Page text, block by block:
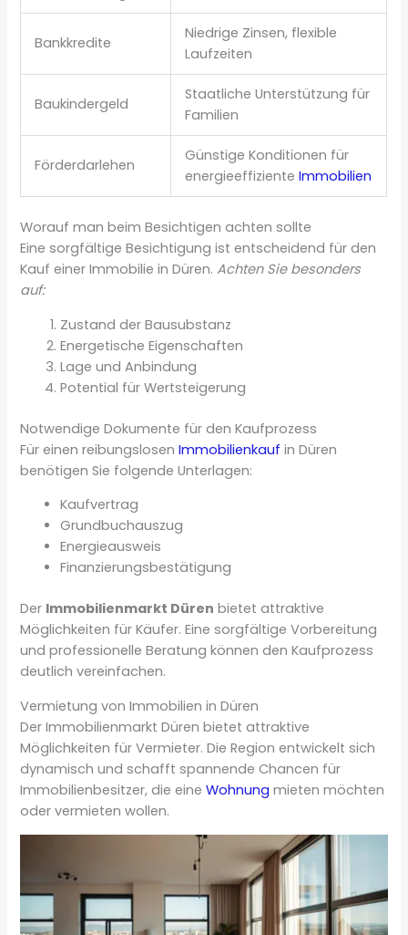
Bankkredite
Niedrige Zinsen, flexible
Laufzeiten
Baukindergeld
Staatliche Unterstützung für
Familien
Förderdarlehen
Günstige Konditionen für
energieeffizienteImmobilien
Worauf man beim Besichtigen achten sollte
Eine sorgfältige Besichtigung ist entscheidend für den
Kauf einer Immobilie in Düren.Achten Sie besonders
auf:
Zustand der Bausubstanz
Energetische Eigenschaften
Lage und Anbindung
Potential für Wertsteigerung
Notwendige Dokumente für den Kaufprozess
Für einen reibungslosenImmobilienkauf in Düren
benötigen Sie folgende Unterlagen:
Kaufvertrag
Grundbuchauszug
Energieausweis
Finanzierungsbestätigung
Der Immobilienmarkt Düren bietet attraktive
Möglichkeiten für Käufer. Eine sorgfältige Vorbereitung
und professionelle Beratung können den Kaufprozess
deutlich vereinfachen.
Vermietung von Immobilien in Düren
Der Immobilienmarkt Düren bietet attraktive
Möglichkeiten für Vermieter. Die Region entwickelt sich
dynamisch und schafft spannende Chancen für
Immobilienbesitzer, die eineWohnung mieten möchten
oder vermieten wollen.